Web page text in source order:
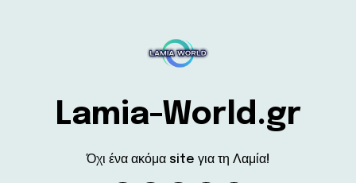
Lamia-World.gr
Όχι ένα ακόμα site για τη Λαμία!